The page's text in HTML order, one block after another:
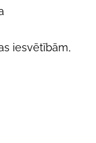
iesvētībām,